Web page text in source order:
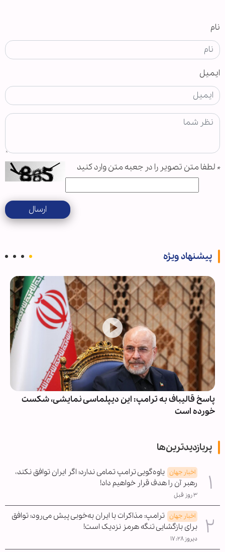
نام
ایمیل
* لطفا متن تصویر را در جعبه متن وارد کنید
ارسال
پیشنهاد ویژه
پاسخ قالیباف به ترامپ: این دیپلماسی نمایشی، شکست
خورده است
پربازدیدترین‌ها
اخبار جهان یاوه‌گویی ترامپ تمامی ندارد؛ اگر ایران توافق نکند،
رهبر آن را هدف قرار خواهیم داد!
۳ روز قبل
اخبار جهان ترامپ: مذاکرات با ایران به‌خوبی پیش می‌رود؛ توافق
برای بازگشایی تنگه هرمز نزدیک است!
دیروز ۱۷:۲۸